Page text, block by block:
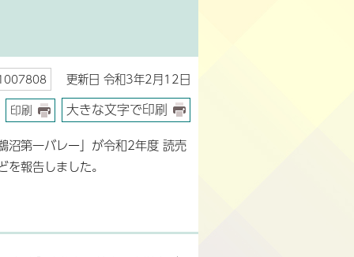
更新日 令和3年2月12日
印刷 大きな文字で印刷
沼第一バレー」が令和2年度 読売
報告しました。